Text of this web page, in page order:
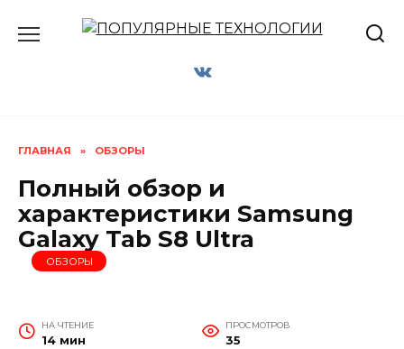
ГЛАВНАЯ » ОБЗОРЫ
Полный обзор и
характеристики Samsung
Galaxy Tab S8 Ultra
ОБЗОРЫ
НА ЧТЕНИЕ
14 мин
ПРОСМОТРОВ
35